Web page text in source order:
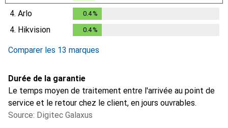
0.3%
4. Arlo 0.4%
4. Hikvision 0.4%
Comparer les 13 marques
Durée de la garantie
Le temps moyen de traitement entre l'arrivée au point de
service et le retour chez le client, en jours ouvrables.
Source: Digitec Galaxus